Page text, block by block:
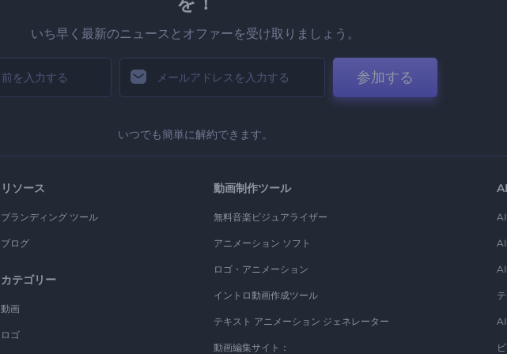
いち早く最新のニュースとオファーを受け取りましょう。
参加する
いつでも簡単に解約できます。
リソース
ブランディング ツール
ブログ
カテゴリー
動画
ロゴ
動画制作ツール
無料音楽ビジュアライザー
アニメーション ソフト
ロゴ・アニメーション
イントロ動画作成ツール
テキスト アニメーション ジェネレーター
動画編集サイト：